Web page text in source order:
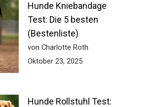
Hunde Kniebandage
Test: Die 5 besten
(Bestenliste)
von Charlotte Roth
Oktober 23, 2025
Hunde Rollstuhl Test: